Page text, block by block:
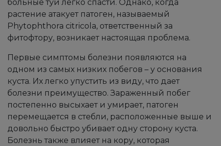
больные туи легко спасти. Однако, когда
растение атакует патоген, называемый
Phytophthora citricola, ответственный за
фитофтору, возникает настоящая проблема.
Первые симптомы болезни появляются на
одном из самых низких побегов – у основания
куста. Их легко упустить из виду, что дает
болезни преимущество. Зараженный побег
постепенно высыхает и умирает, патоген
перемещается в стебли, расположенные выше и
довольно быстро убивает одну сторону куста.
Болезнь также влияет на кору, которая